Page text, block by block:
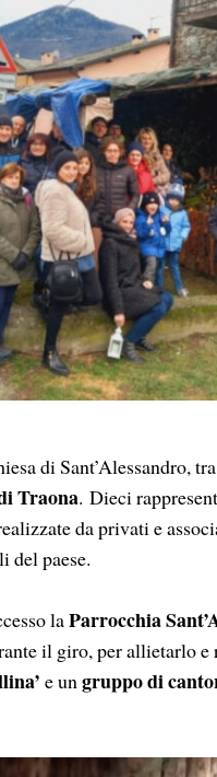
l
di Sant’Alessandro,
Traona. Dieci
da privati e
del paese.
laParrocchia
il giro, per allietarlo
e ungruppo di